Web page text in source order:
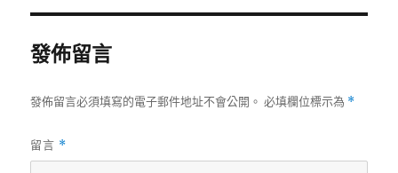
發佈留言
發佈留言必須填寫的電子郵件地址不會公開。 必填欄位標示為 *
留言 *